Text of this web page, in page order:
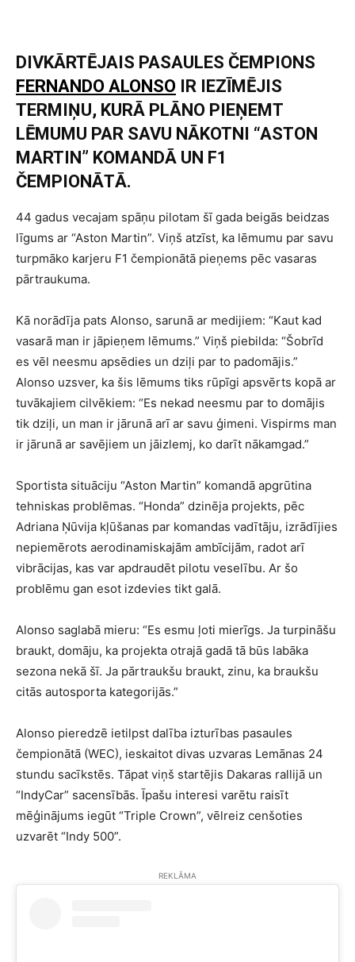
DIVKĀRTĒJAIS PASAULES ČEMPIONS
FERNANDO ALONSO IR IEZĪMĒJIS
TERMIŅU, KURĀ PLĀNO PIEŅEMT
LĒMUMU PAR SAVU NĀKOTNI “ASTON
MARTIN” KOMANDĀ UN F1
ČEMPIONĀTĀ.
44 gadus vecajam spāņu pilotam šī gada beigās beidzas
līgums ar “Aston Martin”. Viņš atzīst, ka lēmumu par savu
turpmāko karjeru F1 čempionātā pieņems pēc vasaras
pārtraukuma.
Kā norādīja pats Alonso, sarunā ar medijiem: “Kaut kad
vasarā man ir jāpieņem lēmums.” Viņš piebilda: “Šobrīd
es vēl neesmu apsēdies un dziļi par to padomājis.”
Alonso uzsver, ka šis lēmums tiks rūpīgi apsvērts kopā ar
tuvākajiem cilvēkiem: “Es nekad neesmu par to domājis
tik dziļi, un man ir jārunā arī ar savu ģimeni. Vispirms man
ir jārunā ar savējiem un jāizlemj, ko darīt nākamgad.”
Sportista situāciju “Aston Martin” komandā apgrūtina
tehniskas problēmas. “Honda” dzinēja projekts, pēc
Adriana Ņūvija kļūšanas par komandas vadītāju, izrādījies
nepiemērots aerodinamiskajām ambīcijām, radot arī
vibrācijas, kas var apdraudēt pilotu veselību. Ar šo
problēmu gan esot izdevies tikt galā.
Alonso saglabā mieru: “Es esmu ļoti mierīgs. Ja turpināšu
braukt, domāju, ka projekta otrajā gadā tā būs labāka
sezona nekā šī. Ja pārtraukšu braukt, zinu, ka braukšu
citās autosporta kategorijās.”
Alonso pieredzē ietilpst dalība izturības pasaules
čempionātā (WEC), ieskaitot divas uzvaras Lemānas 24
stundu sacīkstēs. Tāpat viņš startējis Dakaras rallijā un
“IndyCar” sacensībās. Īpašu interesi varētu raisīt
mēģinājums iegūt “Triple Crown”, vēlreiz cenšoties
uzvarēt “Indy 500”.
REKLĀMA